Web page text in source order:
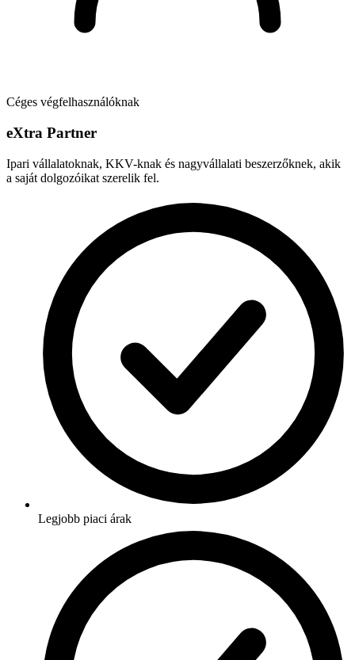
Céges végfelhasználóknak
eXtra Partner
Ipari vállalatoknak, KKV-knak és nagyvállalati beszerzőknek, akik
a saját dolgozóikat szerelik fel.
Legjobb piaci árak